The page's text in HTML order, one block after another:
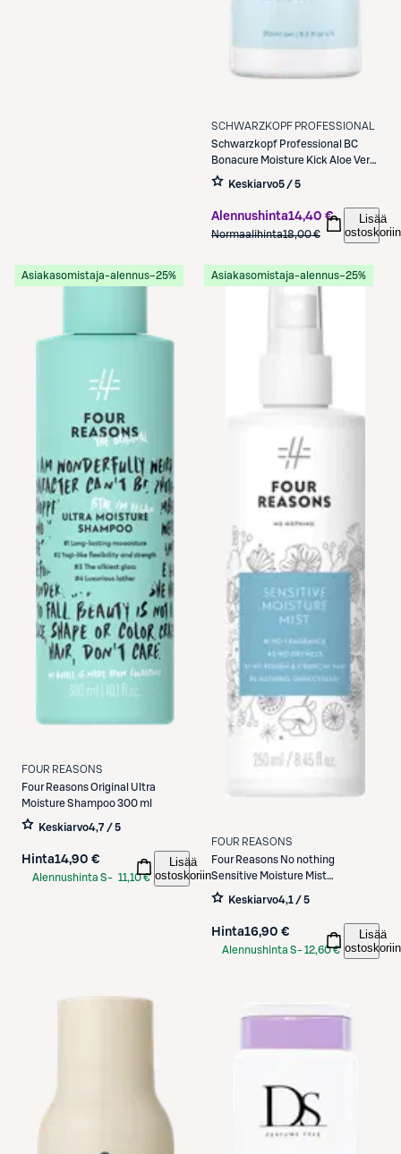
SCHWARZKOPF PROFESSIONAL
Schwarzkopf Professional
BC
Bonacure Moisture Kick Aloe Vera
Shampoo 250 ml
Keskiarvo5 / 5
Alennushinta14,40 €
Normaalihinta18,00 €
Lisää
ostoskoriin
Asiakasomistaja-alennus−25%
FOUR REASONS
Four ReasonsOriginal Ultra
Moisture Shampoo 300 ml
Keskiarvo4,7 / 5
Hinta14,90 €
Alennushinta S- 11,10 €
Lisää
ostoskoriin
Asiakasomistaja-alennus−25%
FOUR REASONS
Four Reasons No nothing
Sensitive Moisture Mist
hoitosuihke 250 ml
Keskiarvo4,1 / 5
Hinta16,90 €
Alennushinta S-12,60 €
Lisää
ostoskoriin